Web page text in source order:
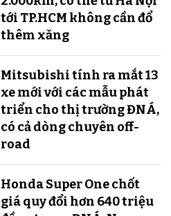
tới TP.HCM không cần đổ
thêm xăng
Mitsubishi tính ra mắt 13
xe mới với các mẫu phát
triển cho thị trường ĐNÁ,
có cả dòng chuyên off-
road
Honda Super One chốt
giá quy đổi hơn 640 triệu